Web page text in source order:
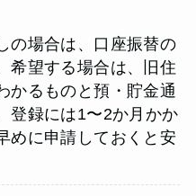
の場合は、口座振替の
希望する場合は、旧住
かるものと預・貯金通
登録には1〜2か月かか
めに申請しておくと安